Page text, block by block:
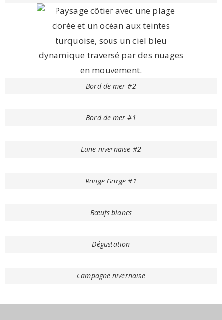
Bord de mer #2
Bord de mer #1
Lune nivernaise #2
Rouge Gorge #1
Bœufs blancs
Dégustation
Campagne nivernaise